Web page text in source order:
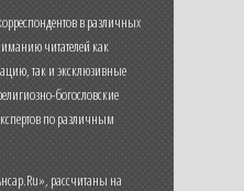
в различных
читателей как
так и эксклюзивные
богословские
по различным
рассчитаны на